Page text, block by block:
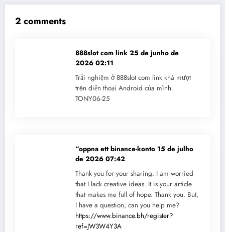
2 comments
888slot com link 25 de junho de
2026 02:11
Trải nghiệm ở 888slot com link khá mượt
trên điện thoại Android của mình.
TONY06-25
“oppna ett binance-konto 15 de julho
de 2026 07:42
Thank you for your sharing. I am worried
that I lack creative ideas. It is your article
that makes me full of hope. Thank you. But,
I have a question, can you help me?
https://www.binance.bh/register?
ref=JW3W4Y3A